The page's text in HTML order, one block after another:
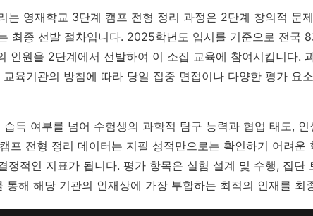
는 영재학교 3단계 캠프 전형 정리 과정은 2단계 창의적 문
최종 선발 절차입니다. 2025학년도 입시를 기준으로 전국
인원을 2단계에서 선발하여 이 소집 교육에 참여시킵니다.
육기관의 방침에 따라 당일 집중 면접이나 다양한 평가 요
득 여부를 넘어 수험생의 과학적 탐구 능력과 협업 태도,
프 전형 정리 데이터는 지필 성적만으로는 확인하기 어려운
정적인 지표가 됩니다. 평가 항목은 실험 설계 및 수행, 집단
통해 해당 기관의 인재상에 가장 부합하는 최적의 인재를 최